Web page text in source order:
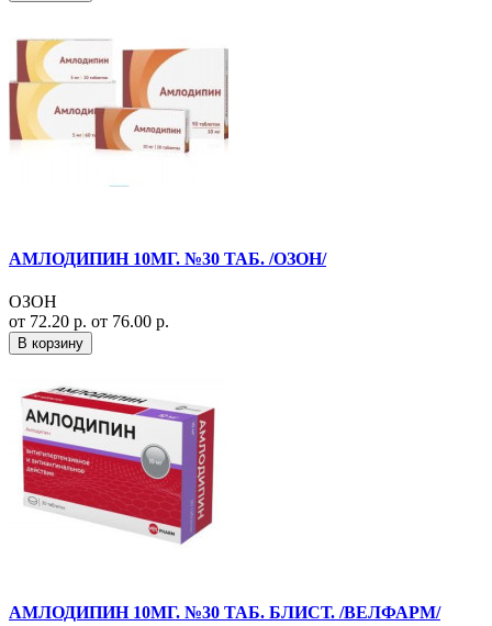
АМЛОДИПИН 10МГ. №30 ТАБ. /ОЗОН/
ОЗОН
от 72.20 р. от 76.00 р.
В корзину
АМЛОДИПИН 10МГ. №30 ТАБ. БЛИСТ. /ВЕЛФАРМ/